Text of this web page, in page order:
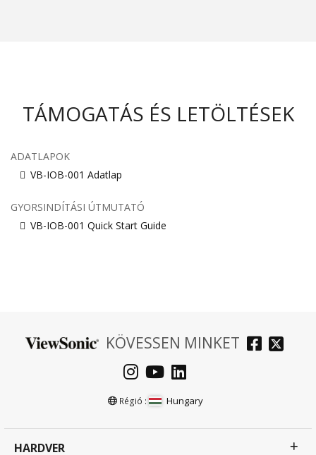
TÁMOGATÁS ÉS LETÖLTÉSEK
ADATLAPOK
VB-IOB-001 Adatlap
GYORSINDÍTÁSI ÚTMUTATÓ
VB-IOB-001 Quick Start Guide
KÖVESSEN MINKET
Régió : Hungary
HARDVER